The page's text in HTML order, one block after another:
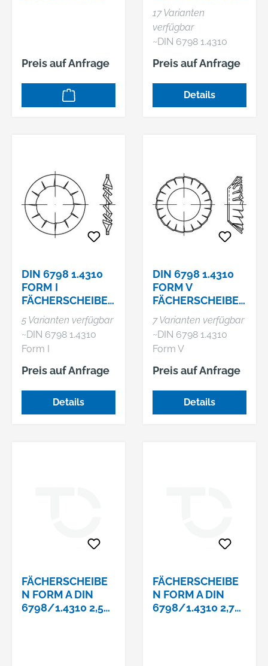
Preis auf Anfrage
AUSSENGEZAHNT
17 Varianten
verfügbar
~DIN 6798 1.4310
Form A
Fächerscheiben,
außengezahnt
Preis auf Anfrage
Details
DIN 6798 1.4310
FORM I
FÄCHERSCHEIBE
N,
INNENGEZAHNT
5 Varianten verfügbar
~DIN 6798 1.4310
Form I
Fächerscheiben,
innengezahnt
Preis auf Anfrage
Details
DIN 6798 1.4310
FORM V
FÄCHERSCHEIBE
N, VERSENKT
7 Varianten verfügbar
~DIN 6798 1.4310
Form V
Fächerscheiben,
versenkt
Preis auf Anfrage
Details
FÄCHERSCHEIBE
N FORM A DIN
6798/1.4310 2,5
FÄCHERSCHEIBE
N FORM A DIN
6798/1.4310 2,7